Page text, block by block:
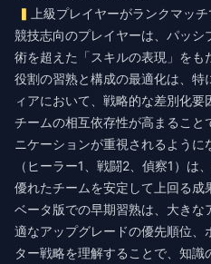
上級プレイヤーがランクマッ
競技志向のプレイヤーは、パッ
術を超えた「スキルの表現」をも
役割の習熟と構成の最適化は、特
ィアにおいて、戦略的な差別化要
チームの相互依存性が高まること
ニケーションが重視されるよう
（ヒーラー1、戦闘2、偵察1）は
優れたチームを安定して上回る成
ベータ版での早期習熟は、大きな
適なアップグレードの優先順位、
ター戦略を理解することで、知